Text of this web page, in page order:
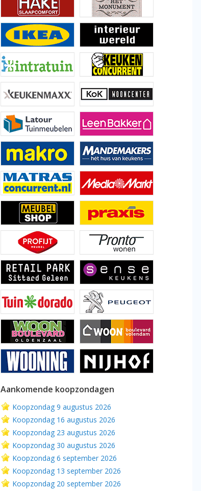
Aankomende koopzondagen
Koopzondag 9 augustus 2026
Koopzondag 16 augustus 2026
Koopzondag 23 augustus 2026
Koopzondag 30 augustus 2026
Koopzondag 6 september 2026
Koopzondag 13 september 2026
Koopzondag 20 september 2026